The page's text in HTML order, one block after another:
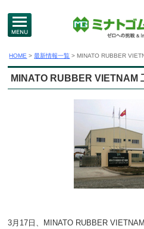
HOME >最新情報一覧 > MINATO RUBBER
MINATO RUBBER VIETNAM
3月17日、MINATO RUBBER